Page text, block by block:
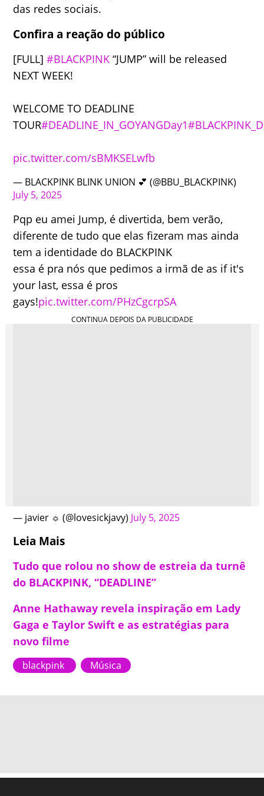
das redes sociais.
Confira a reação do público
[FULL]#BLACKPINK “JUMP” will be released
NEXT WEEK!
WELCOME TO DEADLINE
TOUR#DEADLINE_IN_GOYANGDay1
pic.twitter.com/sBMKSELwfb
— BLACKPINK BLINK UNION 💕 (@BBU_BLACKPINK)
July 5, 2025
Pqp eu amei Jump, é divertida, bem verão,
diferente de tudo que elas fizeram mas ainda
tem a identidade do BLACKPINK
essa é pra nós que pedimos a irmã de as if it's
your last, essa é pros
gays!pic.twitter.com/PHzCgcrpSA
— javier ☼ (@lovesickjavy) July 5, 2025
Leia Mais
Tudo que rolou no show de estreia da turnê
do BLACKPINK, “DEADLINE”
Anne Hathaway revela inspiração em Lady
Gaga e Taylor Swift e as estratégias para
novo filme
blackpink Música